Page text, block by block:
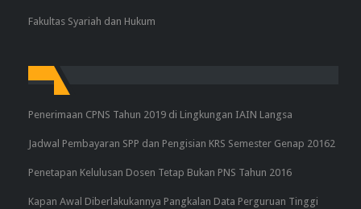
Fakultas Syariah dan Hukum
Penerimaan CPNS Tahun 2019 di Lingkungan IAIN Langsa
Jadwal Pembayaran SPP dan Pengisian KRS Semester Genap 20162
Penetapan Kelulusan Dosen Tetap Bukan PNS Tahun 2016
Kapan Awal Diberlakukannya Pangkalan Data Perguruan Tinggi